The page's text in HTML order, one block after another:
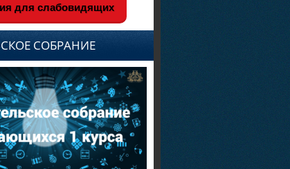
для слабовидящих
СОБРАНИЕ